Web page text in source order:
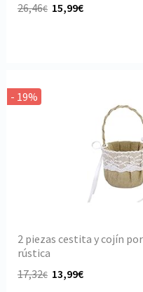
26,46€ 15,99€
- 19%
2 piezas cestita y cojín
rústica
17,32€ 13,99€